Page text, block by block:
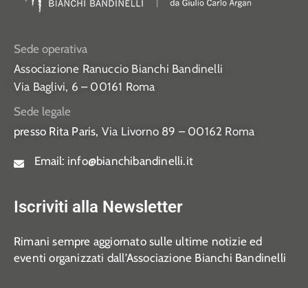
Sede operativa
Associazione Ranuccio Bianchi Bandinelli
Via Baglivi, 6 – 00161 Roma
Sede legale
presso Rita Paris, Via Livorno 89 – 00162 Roma
Email: info@bianchibandinelli.it
Iscriviti alla Newsletter
Rimani sempre aggiornato sulle ultime notizie ed
eventi organizzati dall’Associazione Bianchi Bandinelli